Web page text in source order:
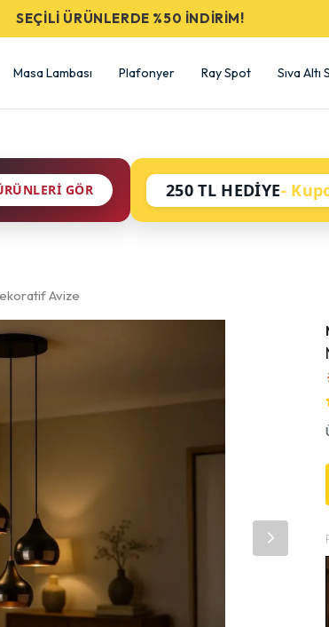
📦 5000 TL ÜCRETSİZ KARGO! 📦
Masa Lambası Plafonyer Ray Spot Sıva Altı
GÖR 250 TL HEDİYE-
Avize